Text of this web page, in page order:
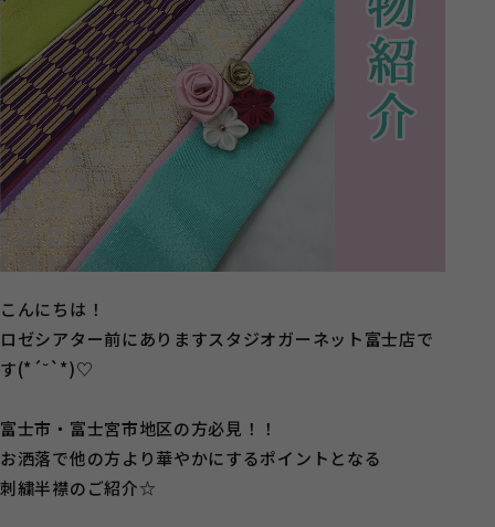
こんにちは！
ロゼシアター前にありますスタジオガーネット富士店で
す(*´˘`*)♡
富士市・富士宮市地区の方必見！！
お洒落で他の方より華やかにするポイントとなる
刺繍半襟のご紹介☆